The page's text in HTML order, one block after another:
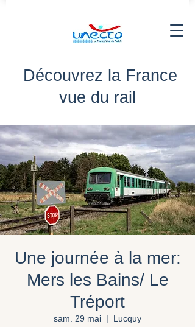
Découvrez la France
vue du rail
Une journée à la mer:
Mers les Bains/ Le
Tréport
sam. 29 mai
  |
Lucquy